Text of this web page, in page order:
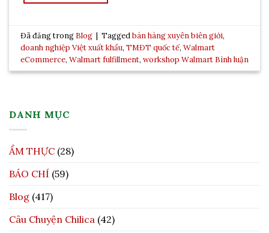
Đã đăng trong Blog | Taggedbán hàng xuyên biên giới,
doanh nghiệp Việt xuất khẩu,TMĐT quốc tế,Walmart
eCommerce,Walmart fulfillment,workshop Walmart Bình luận
DANH MỤC
ẨM THỰC (28)
BÁO CHÍ (59)
Blog (417)
Câu Chuyện Chilica (42)